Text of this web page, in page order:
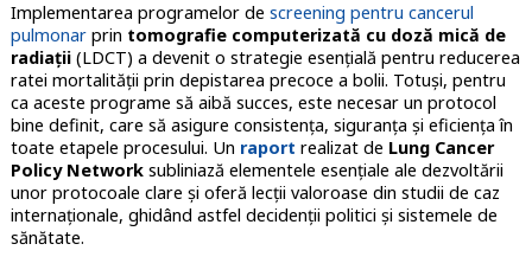
Implementarea programelor de screening pentru cancerul
pulmonarprin tomografie computerizată cu doză mică de
radiații(LDCT) a devenit o strategie esențială pentru reducerea
ratei mortalității prin depistarea precoce a bolii. Totuși, pentru
ca aceste programe să aibă succes, este necesar un protocol
bine definit, care să asigure consistența, siguranța și eficiența în
toate etapele procesului. Un raport realizat de Lung Cancer
Policy Networksubliniază elementele esențiale ale dezvoltării
unor protocoale clare și oferă lecții valoroase din studii de caz
internaționale, ghidând astfel decidenții politici și sistemele de
sănătate.